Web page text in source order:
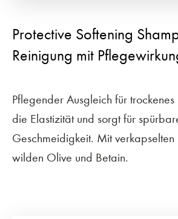
Protective Softening
Reinigung mit
Pflegender Ausgleich für
die Elastizität und sorgt für
Geschmeidigkeit. Mit
wilden Olive und Betain.